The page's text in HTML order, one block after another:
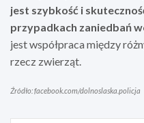
jest szybkość i
przypadkach zaniedbań
jest współpraca między
rzecz zwierząt.
Źródło: facebook.com/dolnoslaska.policja